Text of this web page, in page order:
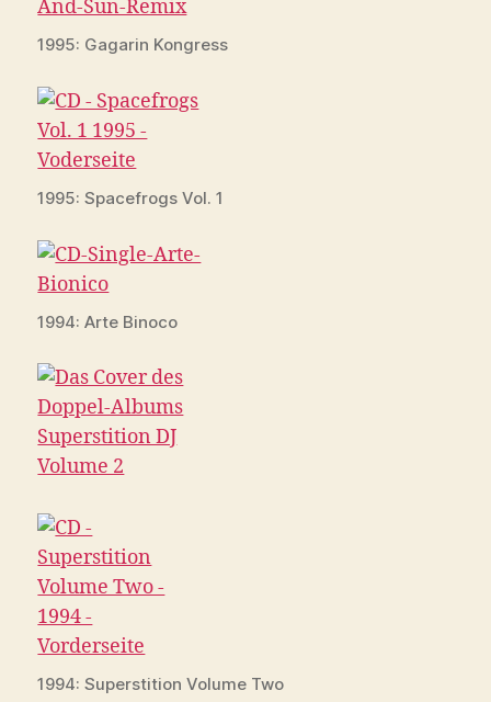
1995: Gagarin Kongress
1995: Spacefrogs Vol. 1
1994: Arte Binoco
1994: Superstition Volume Two